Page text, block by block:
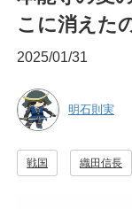
こに消えた
2025/01/31
明石則実
戦国 織田信長